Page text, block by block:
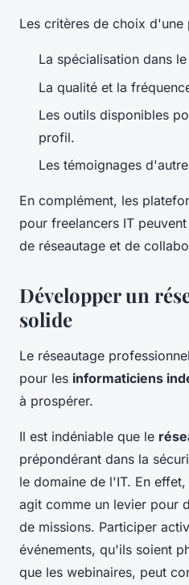
Les critères de choix
La spécialisation dans
La qualité et la
Les outils disponibles
profil.
Les témoignages
En complément, les
pour freelancers IT
de réseautage et de
Développer un
solide
Le réseautage
pour les informaticiens
à prospérer.
Il est indéniable que le
prépondérant dans la
le domaine de l'IT. En
agit comme un levier pour
de missions. Participer
événements, qu'ils soient
que les webinaires, peut